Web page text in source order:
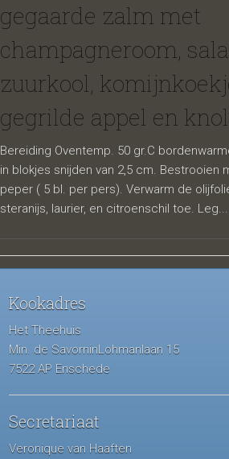
gegaarde zalm met
champagneroom,
zuurkool,
gegrilde appel en
Bereiding Oventemp. 50 gr.C
in blokjes snijden van 2,5 cm. Bestrooien
peper ( 5 bl. per pers). Verwarm de
steranijs, laurier, en citroenschil toe. Leg...
Kookadres
Het Theehuis
Min. de SavorninLohmanlaan 15
7522 AP Enschede
Secretariaat
Veronique van Haaften